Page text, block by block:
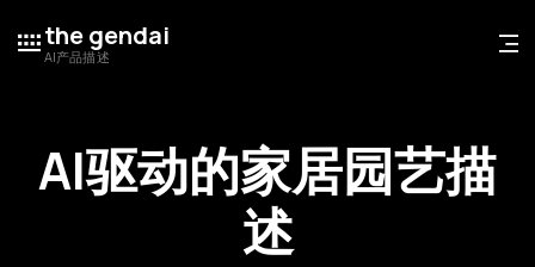
the gendai
AI产品描述
AI驱动的家居园艺描
述